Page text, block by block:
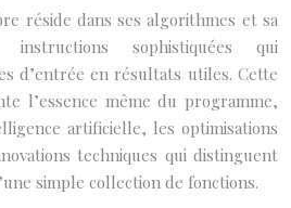
réside dans ses algorithmes et sa
sophistiquées qui
d’entrée en résultats utiles. Cette
l’essence même du programme,
artificielle, les optimisations
techniques qui distinguent
simple collection de fonctions.